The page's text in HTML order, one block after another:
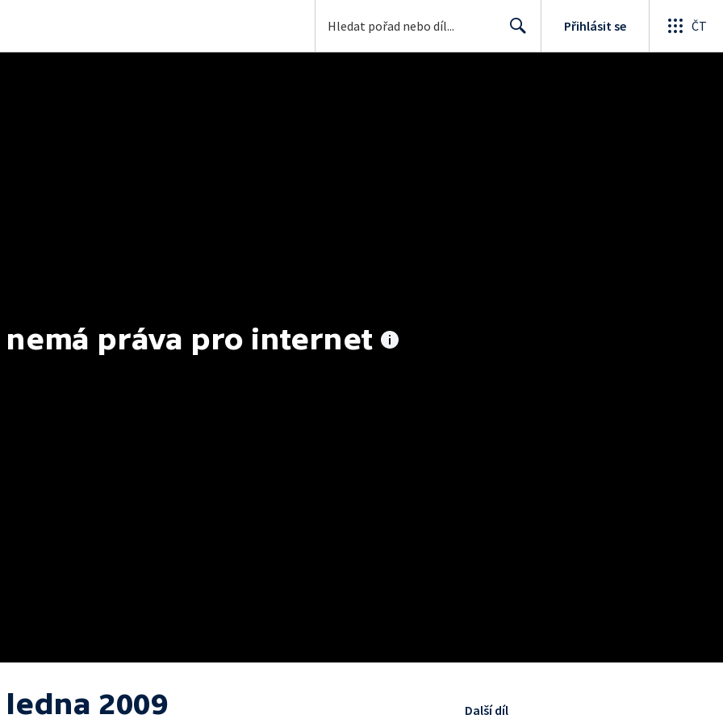
Přihlásit se ČT
nemá práva pro internet
ledna 2009 Další díl